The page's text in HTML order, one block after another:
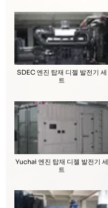
SDEC 엔진 탑재 디젤 발전기 세
트
Yuchai 엔진 탑재 디젤 발전기 세
트